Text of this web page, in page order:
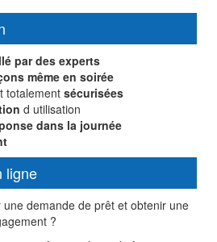
par des experts
même en soirée
totalement sécurisées
d utilisation
dans la journée
ligne
une demande de prêt et obtenir une
?